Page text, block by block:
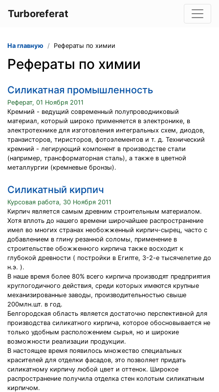
Turboreferat
На главную Рефераты по химии
Рефераты по химии
Силикатная промышленность
Реферат, 01 Ноября 2011
Кремний - ведущий современный полупроводниковый
материал, который широко применяется в электронике, в
электротехнике для изготовления интегральных схем, диодов,
транзисторов, тиристоров, фотоэлементов и т. д. Технический
кремний - легирующий компонент в производстве стали
(например, трансформаторная сталь), а также в цветной
металлургии (кремневые бронзы).
Силикатный кирпич
Курсовая работа, 30 Ноября 2011
Кирпич является самым древним строительным материалом.
Хотя вплоть до нашего времени широчайшее распространение
имел во многих странах необожженный кирпич-сырец, часто с
добавлением в глину резанной соломы, применение в
строительстве обожженного кирпича также восходит к
глубокой древности ( постройки в Египте, 3-2-е тысячелетие до
н.э. ).
В наше время более 80% всего кирпича производят предприятия
круглогодичного действия, среди которых имеются крупные
механизированные заводы, производительностью свыше
200млн.шт. в год.
Белгородская область является достаточно перспективной для
производства силикатного кирпича, которое обосновывается не
только удобным расположением сырья, но и широкие
возможности реализации продукции.
В настоящее время появилось множество специальных
красителей для отделки фасадов, это позволяет придать
силикатному кирпичу любой цвет и оттенок. Широкое
распространение получила отделка стен колотым силикатным
кирпичом.